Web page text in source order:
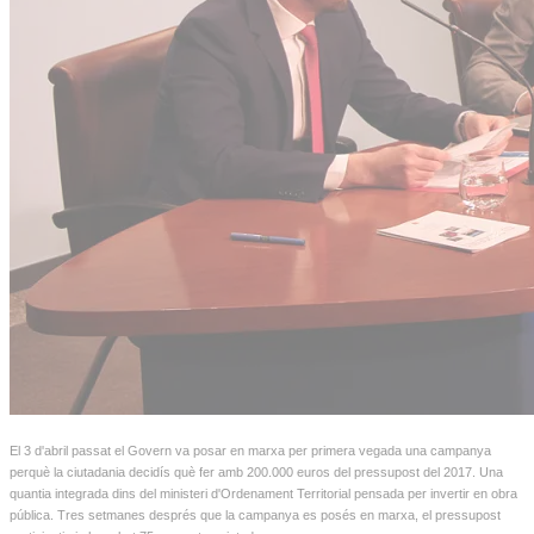
El 3 d'abril passat el Govern va posar en marxa per primera vegada una campanya
perquè la ciutadania decidís què fer amb 200.000 euros del pressupost del 2017. Una
quantia integrada dins del ministeri d'Ordenament Territorial pensada per invertir en obra
pública. Tres setmanes després que la campanya es posés en marxa, el pressupost